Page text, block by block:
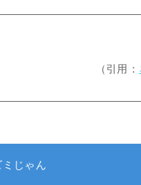
（引用：
ミじゃん